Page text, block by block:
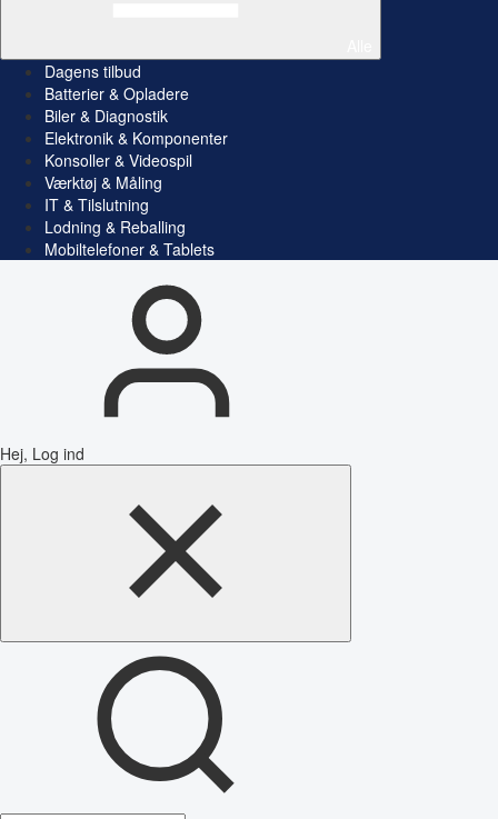
Dagens tilbud
Batterier & Opladere
Biler & Diagnostik
Elektronik & Komponenter
Konsoller & Videospil
Værktøj & Måling
IT & Tilslutning
Lodning & Reballing
Mobiltelefoner & Tablets
Hej, Log ind